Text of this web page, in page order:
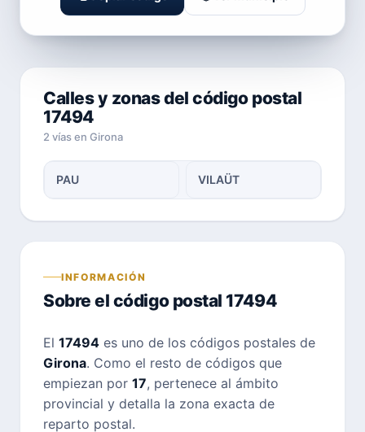
Calles y zonas del código postal
17494
2 vías en Girona
PAU VILAÜT
INFORMACIÓN
Sobre el código postal 17494
El 17494 es uno de los códigos postales de
Girona. Como el resto de códigos que
empiezan por 17, pertenece al ámbito
provincial y detalla la zona exacta de
reparto postal.